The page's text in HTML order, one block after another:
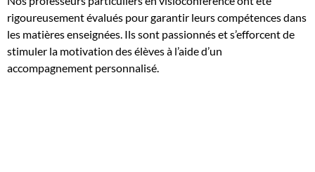
rigoureusement évalués pour garantir leurs compétences dans
les matières enseignées. Ils sont passionnés et s’efforcent de
stimuler la motivation des élèves à l’aide d’un
accompagnement personnalisé.